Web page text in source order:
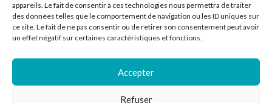
appareils. Le fait de consentir à ces technologies nous permettra de traiter
des données telles que le comportement de navigation ou les ID uniques sur
ce site. Le fait de ne pas consentir ou de retirer son consentement peut avoir
un effet négatif sur certaines caractéristiques et fonctions.
Accepter
Refuser
RECHERCHER DES PRODUITS
NOS SERVICES
BESOIN D’AIDE ?